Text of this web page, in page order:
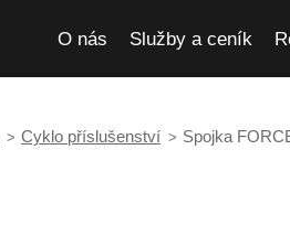
O nás Služby a ceník
Cyklo příslušenství Spojka